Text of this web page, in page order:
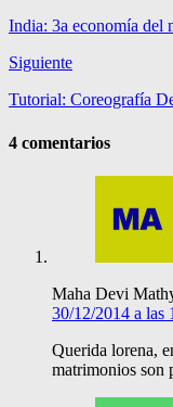
India: 3a economía del
Siguiente
Tutorial: Coreografía
4 comentarios
Maha Devi
30/12/2014 a las
Querida lorena,
matrimonios son